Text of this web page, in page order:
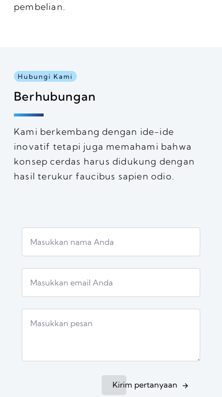
pembelian.
Hubungi Kami
Berhubungan
Kami berkembang dengan ide-ide
inovatif tetapi juga memahami bahwa
konsep cerdas harus didukung dengan
hasil terukur faucibus sapien odio.
Kirim pertanyaan